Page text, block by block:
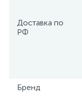
Доставка по
РФ
Бренд